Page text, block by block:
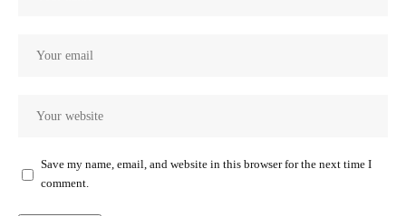
Save my name, email, and website in this browser for the next time I
comment.